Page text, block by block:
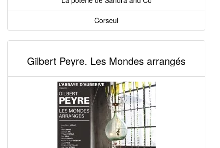
Corseul
Gilbert Peyre. Les Mondes arrangés